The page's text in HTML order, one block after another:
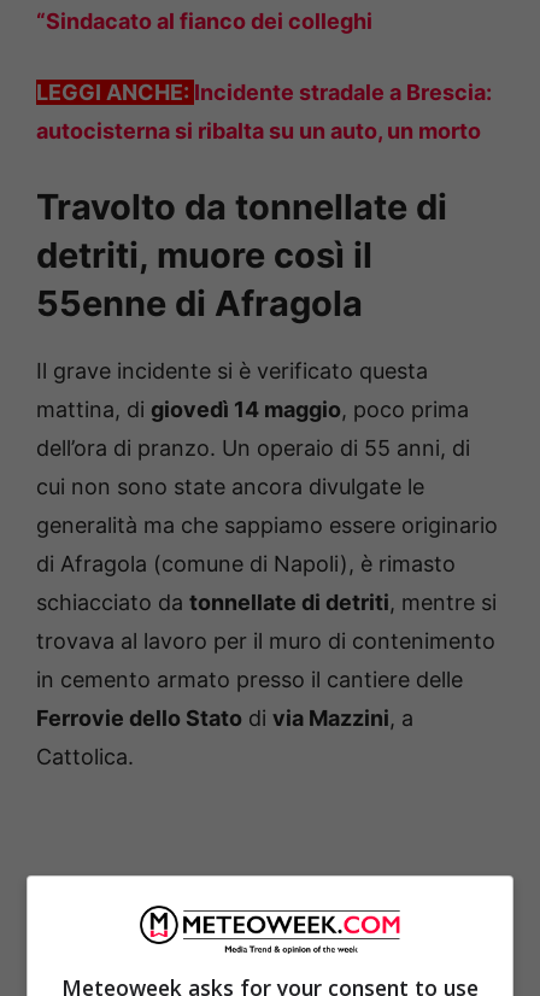
“Sindacato al fianco dei colleghi
LEGGI ANCHE: Incidente stradale a Brescia:
autocisterna si ribalta su un auto, un morto
Travolto da tonnellate di
detriti, muore così il
55enne di Afragola
Il grave incidente si è verificato questa
mattina, di giovedì 14 maggio, poco prima
dell’ora di pranzo. Un operaio di 55 anni, di
cui non sono state ancora divulgate le
generalità ma che sappiamo essere originario
di Afragola (comune di Napoli), è rimasto
schiacciato da tonnellate di detriti, mentre si
trovava al lavoro per il muro di contenimento
in cemento armato presso il cantiere delle
Ferrovie dello Stato di via Mazzini, a
Cattolica.
Meteoweek asks for your consent to use